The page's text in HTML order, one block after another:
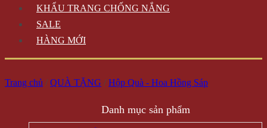
KHẨU TRANG CHỐNG NẮNG
SALE
HÀNG MỚI
Trang chủ / QUÀ TẶNG / Hộp Quà - Hoa Hồng Sáp
Danh mục sản phẩm